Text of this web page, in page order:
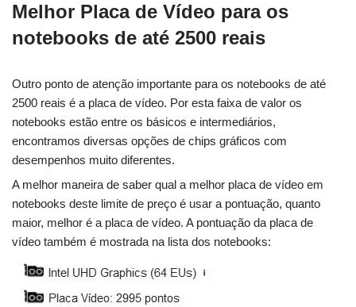
Melhor Placa de Vídeo para os
notebooks de até 2500 reais
Outro ponto de atenção importante para os notebooks de até
2500 reais é a placa de vídeo. Por esta faixa de valor os
notebooks estão entre os básicos e intermediários,
encontramos diversas opções de chips gráficos com
desempenhos muito diferentes.
A melhor maneira de saber qual a melhor placa de vídeo em
notebooks deste limite de preço é usar a pontuação, quanto
maior, melhor é a placa de vídeo. A pontuação da placa de
vídeo também é mostrada na lista dos notebooks: